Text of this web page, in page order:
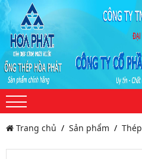
Trang chủ Sản phẩm